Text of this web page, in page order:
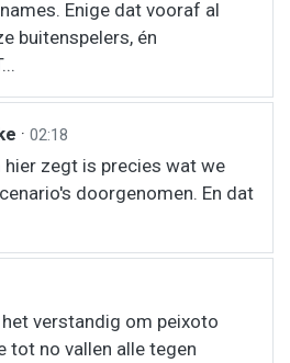
Enige dat vooraf al
buitenspelers, én
· 02:18
hier zegt is precies wat we
doorgenomen. En dat
verstandig om peixoto
tot no vallen alle tegen